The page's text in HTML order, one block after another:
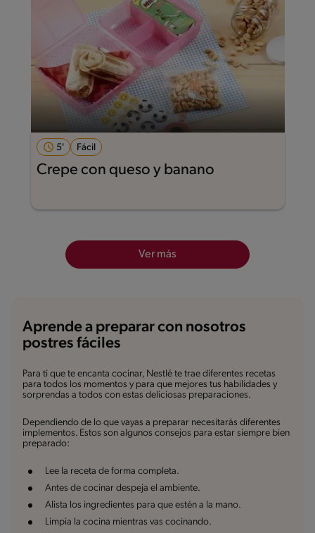
5' Fácil
Crepe con queso y banano
Ver más
Aprende a preparar con nosotros
postres fáciles
Para ti que te encanta cocinar, Nestlé te trae diferentes recetas
para todos los momentos y para que mejores tus habilidades y
sorprendas a todos con estas deliciosas preparaciones.
Dependiendo de lo que vayas a preparar necesitarás diferentes
implementos. Estos son algunos consejos para estar siempre bien
preparado:
Lee la receta de forma completa.
Antes de cocinar despeja el ambiente.
Alista los ingredientes para que estén a la mano.
Limpia la cocina mientras vas cocinando.